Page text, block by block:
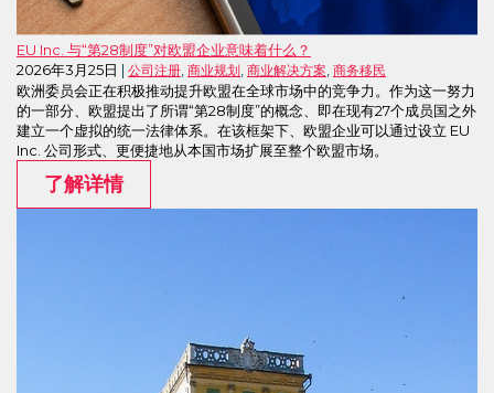
EU Inc. 与“第28制度”对欧盟企业意味着什么？
2026年3月25日
公司注册 商业规划 商业解决方案 商务移民
欧洲委员会正在积极推动提升欧盟在全球市场中的竞争力。作为这一努力
的一部分、欧盟提出了所谓“第28制度”的概念、即在现有27个成员国之外
建立一个虚拟的统一法律体系。在该框架下、欧盟企业可以通过设立 EU
Inc. 公司形式、更便捷地从本国市场扩展至整个欧盟市场。
了解详情